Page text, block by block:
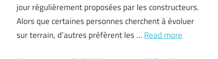
jour régulièrement proposées par les constructeurs.
Alors que certaines personnes cherchent à évoluer
sur terrain, d’autres préfèrent les …Read more